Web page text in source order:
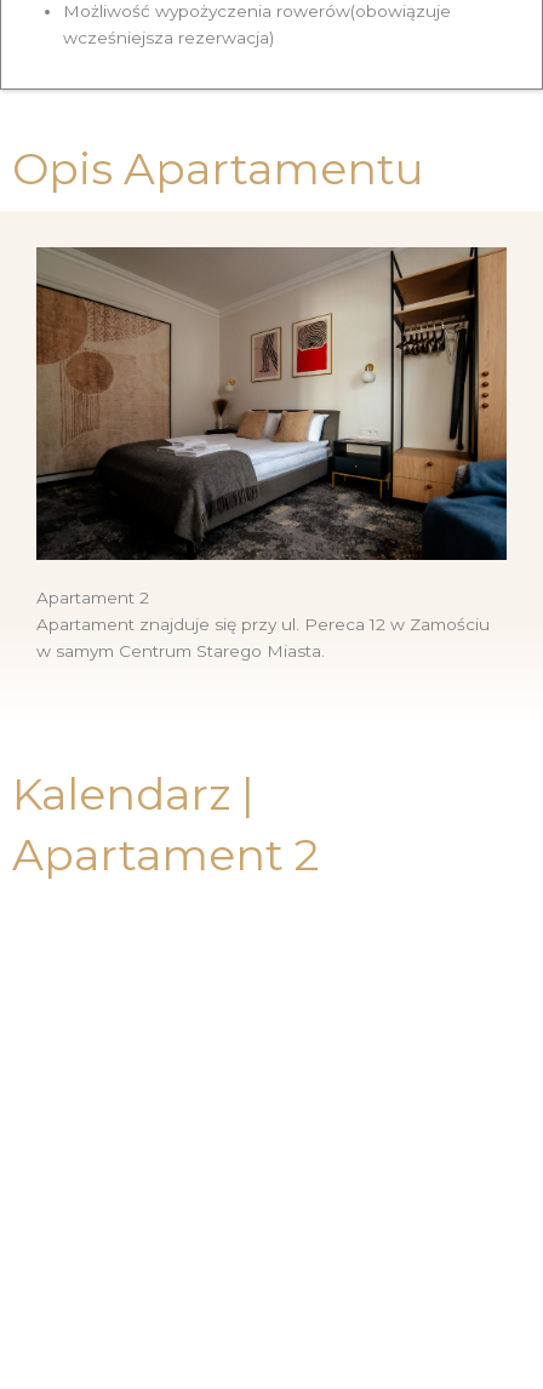
Możliwość wypożyczenia rowerów(obowiązuje
wcześniejsza rezerwacja)
Opis Apartamentu
Apartament 2
Apartament znajduje się przy ul. Pereca 12 w Zamościu
w samym Centrum Starego Miasta.
Kalendarz |
Apartament 2